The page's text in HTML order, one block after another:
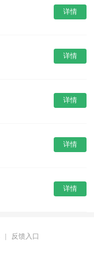
详情
详情
详情
详情
详情
| 反馈入口